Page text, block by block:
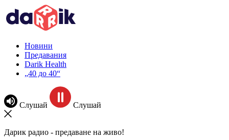
Новини
Предавания
Darik Health
„40 до 40“
Слушай Слушай
Дарик радио - предаване на живо!